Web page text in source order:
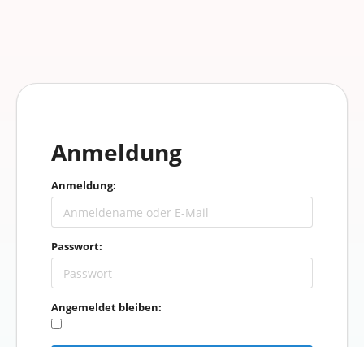
Anmeldung
Anmeldung:
Passwort:
Angemeldet bleiben: